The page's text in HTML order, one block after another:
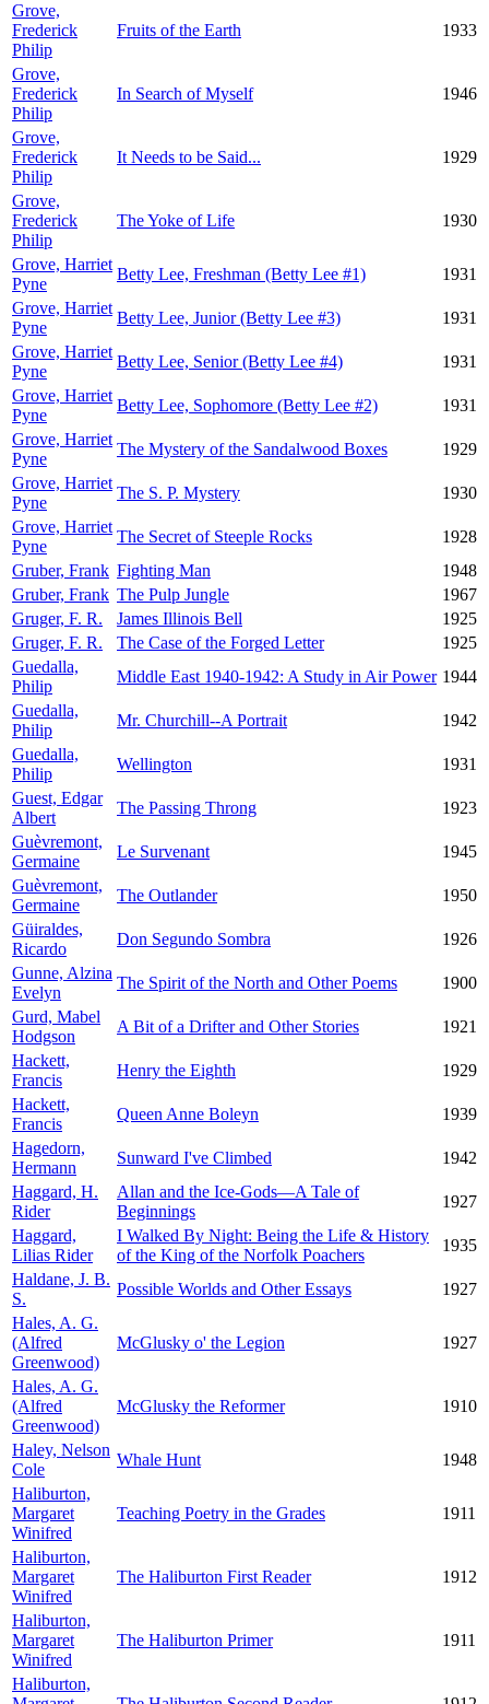
Grove,
Frederick
Philip
Fruits of the Earth 1933
Grove,
Frederick
Philip
In Search of Myself 1946
Grove,
Frederick
Philip
It Needs to be Said... 1929
Grove,
Frederick
Philip
The Yoke of Life 1930
Grove, Harriet
Pyne
Betty Lee, Freshman (Betty Lee #1)
1931
Grove, Harriet
Pyne
Betty Lee, Junior (Betty Lee #3)
1931
Grove, Harriet
Pyne
Betty Lee, Senior (Betty Lee #4)
1931
Grove, Harriet
Pyne
Betty Lee, Sophomore (Betty Lee #2)
1931
Grove, Harriet
Pyne
The Mystery of the Sandalwood Boxes
1929
Grove, Harriet
Pyne
The S. P. Mystery
1930
Grove, Harriet
Pyne
The Secret of Steeple Rocks
1928
Gruber, Frank Fighting Man
1948
Gruber, Frank The Pulp Jungle
1967
Gruger, F. R.
James Illinois Bell
1925
Gruger, F. R.
The Case of the Forged Letter
1925
Guedalla,
Philip
Middle East 1940-1942: A Study in Air Power 1944
Guedalla,
Philip
Mr. Churchill--A Portrait
1942
Guedalla,
Philip
Wellington
1931
Guest, Edgar
Albert
The Passing Throng
1923
Guèvremont,
Germaine
Le Survenant
1945
Guèvremont,
Germaine
The Outlander
1950
Güiraldes,
Ricardo
Don Segundo Sombra
1926
Gunne, Alzina
Evelyn
The Spirit of the North and Other Poems
1900
Gurd, Mabel
Hodgson
A Bit of a Drifter and Other Stories
1921
Hackett,
Francis
Henry the Eighth
1929
Hackett,
Francis
Queen Anne Boleyn
1939
Hagedorn,
Hermann
Sunward I've Climbed
1942
Haggard, H.
Rider
Allan and the Ice-Gods—A Tale of
Beginnings
1927
Haggard,
Lilias Rider
I Walked By Night: Being the Life & History
of the King of the Norfolk Poachers
1935
Haldane, J. B.
S.
Possible Worlds and Other Essays
1927
Hales, A. G.
(Alfred
Greenwood)
McGlusky o' the Legion 1927
Hales, A. G.
(Alfred
Greenwood)
McGlusky the Reformer 1910
Haley, Nelson
Cole
Whale Hunt
1948
Haliburton,
Margaret
Winifred
Teaching Poetry in the Grades 1911
Haliburton,
Margaret
Winifred
The Haliburton First Reader 1912
Haliburton,
Margaret
Winifred
The Haliburton Primer 1911
Haliburton,